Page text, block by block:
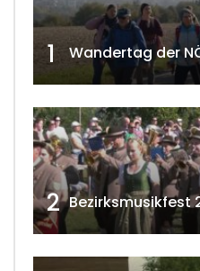
1
2